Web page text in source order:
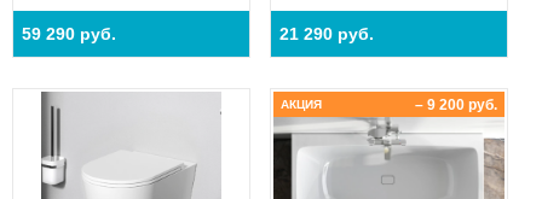
59 290 руб. 21 290 руб.
– 9 200 руб.
АКЦИЯ